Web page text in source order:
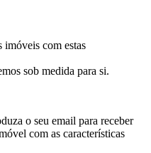
imóveis com estas
sob medida para si.
o seu email para receber
com as características